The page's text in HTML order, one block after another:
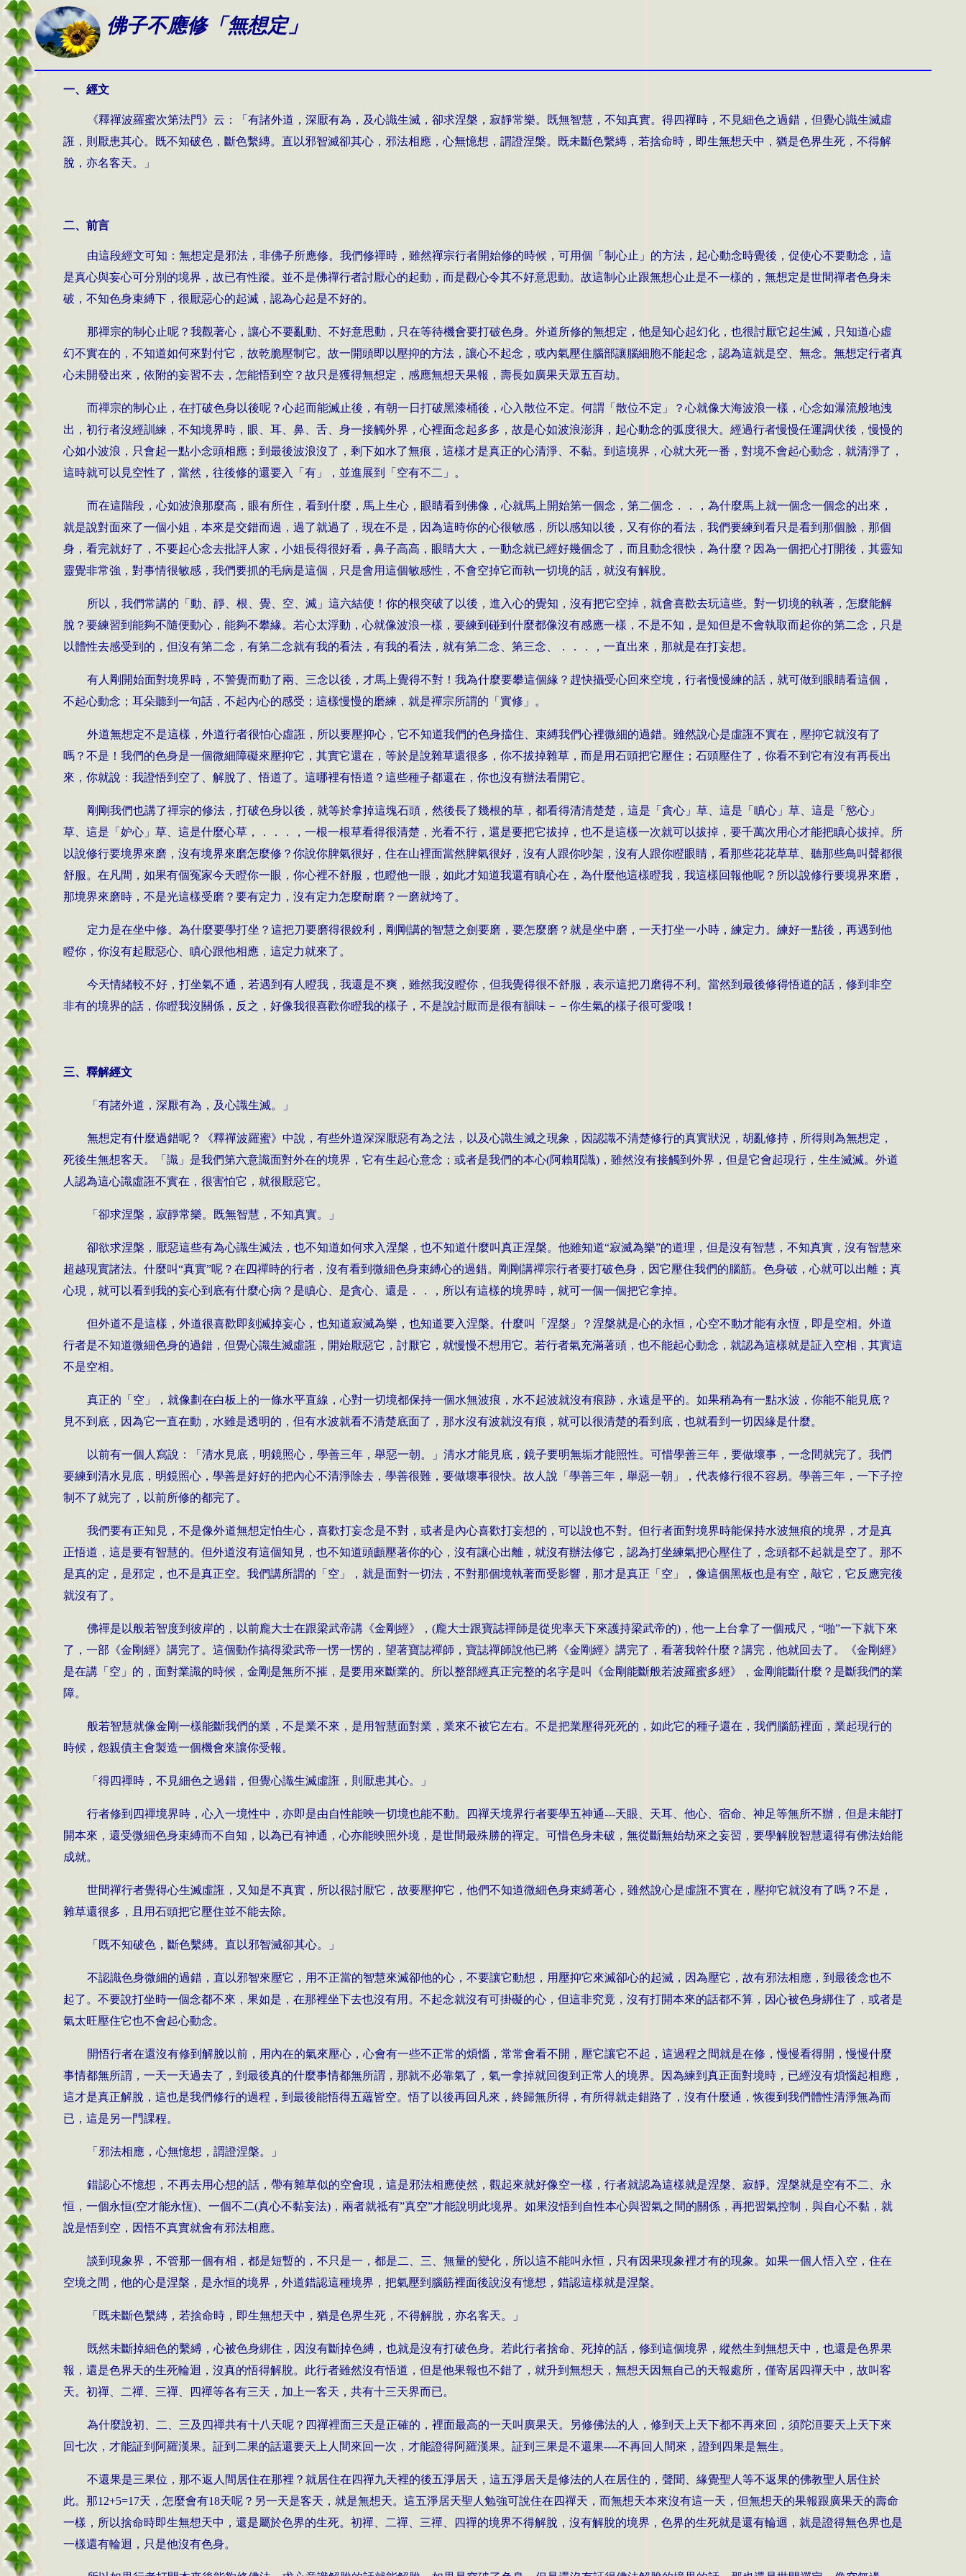
佛子不應修「無想定」
一、經文
《釋禪波羅蜜次第法門》云：「有諸外道，深厭有為，及心識生滅，卻求涅槃，寂靜常樂。既無智慧，不知真實。得四禪時，不見細色之過錯，但覺心識生滅虛
誑，則厭患其心。既不知破色，斷色繫縳。直以邪智滅卻其心，邪法相應，心無憶想，謂證涅槃。既未斷色繫縳，若捨命時，即生無想天中，猶是色界生死，不得解
脫，亦名客天。」
二、前言
由這段經文可知：無想定是邪法，非佛子所應修。我們修禪時，雖然禪宗行者開始修的時候，可用個「制心止」的方法，起心動念時覺後，促使心不要動念，這
是真心與妄心可分別的境界，故已有性蹤。並不是佛禪行者討厭心的起動，而是觀心令其不好意思動。故這制心止跟無想心止是不一樣的，無想定是世間禪者色身未
破，不知色身束縛下，很厭惡心的起滅，認為心起是不好的。
那禪宗的制心止呢？我觀著心，讓心不要亂動、不好意思動，只在等待機會要打破色身。外道所修的無想定，他是知心起幻化，也很討厭它起生滅，只知道心虛
幻不實在的，不知道如何來對付它，故乾脆壓制它。故一開頭即以壓抑的方法，讓心不起念，或內氣壓住腦部讓腦細胞不能起念，認為這就是空、無念。無想定行者真
心未開發出來，依附的妄習不去，怎能悟到空？故只是獲得無想定，感應無想天果報，壽長如廣果天眾五百劫。
而禪宗的制心止，在打破色身以後呢？心起而能滅止後，有朝一日打破黑漆桶後，心入散位不定。何謂「散位不定」？心就像大海波浪一樣，心念如瀑流般地洩
出，初行者沒經訓練，不知境界時，眼、耳、鼻、舌、身一接觸外界，心裡面念起多多，故是心如波浪澎湃，起心動念的弧度很大。經過行者慢慢任運調伏後，慢慢的
心如小波浪，只會起一點小念頭相應；到最後波浪沒了，剩下如水了無痕，這樣才是真正的心清淨、不黏。到這境界，心就大死一番，對境不會起心動念，就清淨了，
這時就可以見空性了，當然，往後修的還要入「有」，並進展到「空有不二」。
而在這階段，心如波浪那麼高，眼有所住，看到什麼，馬上生心，眼睛看到佛像，心就馬上開始第一個念，第二個念．．，為什麼馬上就一個念一個念的出來，
就是說對面來了一個小姐，本來是交錯而過，過了就過了，現在不是，因為這時你的心很敏感，所以感知以後，又有你的看法，我們要練到看只是看到那個臉，那個
身，看完就好了，不要起心念去批評人家，小姐長得很好看，鼻子高高，眼睛大大，一動念就已經好幾個念了，而且動念很快，為什麼？因為一個把心打開後，其靈知
靈覺非常強，對事情很敏感，我們要抓的毛病是這個，只是會用這個敏感性，不會空掉它而執一切境的話，就沒有解脫。
所以，我們常講的「動、靜、根、覺、空、滅」這六結使！你的根突破了以後，進入心的覺知，沒有把它空掉，就會喜歡去玩這些。對一切境的執著，怎麼能解
脫？要練習到能夠不隨便動心，能夠不攀緣。若心太浮動，心就像波浪一樣，要練到碰到什麼都像沒有感應一樣，不是不知，是知但是不會執取而起你的第二念，只是
以體性去感受到的，但沒有第二念，有第二念就有我的看法，有我的看法，就有第二念、第三念、．．．，一直出來，那就是在打妄想。
有人剛開始面對境界時，不警覺而動了兩、三念以後，才馬上覺得不對！我為什麼要攀這個緣？趕快攝受心回來空境，行者慢慢練的話，就可做到眼睛看這個，
不起心動念；耳朵聽到一句話，不起內心的感受；這樣慢慢的磨練，就是禪宗所謂的「實修」。
外道無想定不是這樣，外道行者很怕心虛誑，所以要壓抑心，它不知道我們的色身擋住、束縛我們心裡微細的過錯。雖然說心是虛誑不實在，壓抑它就沒有了
嗎？不是！我們的色身是一個微細障礙來壓抑它，其實它還在，等於是說雜草還很多，你不拔掉雜草，而是用石頭把它壓住；石頭壓住了，你看不到它有沒有再長出
來，你就說：我證悟到空了、解脫了、悟道了。這哪裡有悟道？這些種子都還在，你也沒有辦法看開它。
剛剛我們也講了禪宗的修法，打破色身以後，就等於拿掉這塊石頭，然後長了幾根的草，都看得清清楚楚，這是「貪心」草、這是「瞋心」草、這是「慾心」
草、這是「妒心」草、這是什麼心草，．．．，一根一根草看得很清楚，光看不行，還是要把它拔掉，也不是這樣一次就可以拔掉，要千萬次用心才能把瞋心拔掉。所
以說修行要境界來磨，沒有境界來磨怎麼修？你說你脾氣很好，住在山裡面當然脾氣很好，沒有人跟你吵架，沒有人跟你瞪眼睛，看那些花花草草、聽那些鳥叫聲都很
舒服。在凡間，如果有個冤家今天瞪你一眼，你心裡不舒服，也瞪他一眼，如此才知道我還有瞋心在，為什麼他這樣瞪我，我這樣回報他呢？所以說修行要境界來磨，
那境界來磨時，不是光這樣受磨？要有定力，沒有定力怎麼耐磨？一磨就垮了。
定力是在坐中修。為什麼要學打坐？這把刀要磨得很銳利，剛剛講的智慧之劍要磨，要怎麼磨？就是坐中磨，一天打坐一小時，練定力。練好一點後，再遇到他
瞪你，你沒有起厭惡心、瞋心跟他相應，這定力就來了。
今天情緒較不好，打坐氣不通，若遇到有人瞪我，我還是不爽，雖然我沒瞪你，但我覺得很不舒服，表示這把刀磨得不利。當然到最後修得悟道的話，修到非空
非有的境界的話，你瞪我沒關係，反之，好像我很喜歡你瞪我的樣子，不是說討厭而是很有韻味－－你生氣的樣子很可愛哦！
三、釋解經文
「有諸外道，深厭有為，及心識生滅。」
無想定有什麼過錯呢？《釋禪波羅蜜》中說，有些外道深深厭惡有為之法，以及心識生滅之現象，因認識不清楚修行的真實狀況，胡亂修持，所得則為無想定，
死後生無想客天。「識」是我們第六意識面對外在的境界，它有生起心意念；或者是我們的本心(阿賴耶識)，雖然沒有接觸到外界，但是它會起現行，生生滅滅。外道
人認為這心識虛誑不實在，很害怕它，就很厭惡它。
「卻求涅槃，寂靜常樂。既無智慧，不知真實。」
卻欲求涅槃，厭惡這些有為心識生滅法，也不知道如何求入涅槃，也不知道什麼叫真正涅槃。他雖知道“寂滅為樂”的道理，但是沒有智慧，不知真實，沒有智慧來
超越現實諸法。什麼叫“真實”呢？在四禪時的行者，沒有看到微細色身束縛心的過錯。剛剛講禪宗行者要打破色身，因它壓住我們的腦筋。色身破，心就可以出離；真
心現，就可以看到我的妄心到底有什麼心病？是瞋心、是貪心、還是．．，所以有這樣的境界時，就可一個一個把它拿掉。
但外道不是這樣，外道很喜歡即刻滅掉妄心，也知道寂滅為樂，也知道要入涅槃。什麼叫「涅槃」？涅槃就是心的永恒，心空不動才能有永恆，即是空相。外道
行者是不知道微細色身的過錯，但覺心識生滅虛誑，開始厭惡它，討厭它，就慢慢不想用它。若行者氣充滿著頭，也不能起心動念，就認為這樣就是証入空相，其實這
不是空相。
真正的「空」，就像劃在白板上的一條水平直線，心對一切境都保持一個水無波痕，水不起波就沒有痕跡，永遠是平的。如果稍為有一點水波，你能不能見底？
見不到底，因為它一直在動，水雖是透明的，但有水波就看不清楚底面了，那水沒有波就沒有痕，就可以很清楚的看到底，也就看到一切因緣是什麼。
以前有一個人寫說：「清水見底，明鏡照心，學善三年，舉惡一朝。」清水才能見底，鏡子要明無垢才能照性。可惜學善三年，要做壞事，一念間就完了。我們
要練到清水見底，明鏡照心，學善是好好的把內心不清淨除去，學善很難，要做壞事很快。故人說「學善三年，舉惡一朝」，代表修行很不容易。學善三年，一下子控
制不了就完了，以前所修的都完了。
我們要有正知見，不是像外道無想定怕生心，喜歡打妄念是不對，或者是內心喜歡打妄想的，可以說也不對。但行者面對境界時能保持水波無痕的境界，才是真
正悟道，這是要有智慧的。但外道沒有這個知見，也不知道頭顱壓著你的心，沒有讓心出離，就沒有辦法修它，認為打坐練氣把心壓住了，念頭都不起就是空了。那不
是真的定，是邪定，也不是真正空。我們講所謂的「空」，就是面對一切法，不對那個境執著而受影響，那才是真正「空」，像這個黑板也是有空，敲它，它反應完後
就沒有了。
佛禪是以般若智度到彼岸的，以前龐大士在跟梁武帝講《金剛經》， (龐大士跟寶誌禪師是從兜率天下來護持梁武帝的) ，他一上台拿了一個戒尺，“啪”一下就下來
了，一部《金剛經》講完了。這個動作搞得梁武帝一愣一愣的，望著寶誌禪師，寶誌禪師說他已將《金剛經》講完了，看著我幹什麼？講完，他就回去了。《金剛經》
是在講「空」的，面對業識的時候，金剛是無所不摧，是要用來斷業的。所以整部經真正完整的名字是叫《金剛能斷般若波羅蜜多經》，金剛能斷什麼？是斷我們的業
障。
般若智慧就像金剛一樣能斷我們的業，不是業不來，是用智慧面對業，業來不被它左右。不是把業壓得死死的，如此它的種子還在，我們腦筋裡面，業起現行的
時候，怨親債主會製造一個機會來讓你受報。
「得四禪時，不見細色之過錯，但覺心識生滅虛誑，則厭患其心。」
行者修到四禪境界時，心入一境性中，亦即是由自性能映一切境也能不動。四禪天境界行者要學五神通---天眼、天耳、他心、宿命、神足等無所不辦，但是未能打
開本來，還受微細色身束縛而不自知，以為已有神通，心亦能映照外境，是世間最殊勝的禪定。可惜色身未破，無從斷無始劫來之妄習，要學解脫智慧還得有佛法始能
成就。
世間禪行者覺得心生滅虛誑，又知是不真實，所以很討厭它，故要壓抑它，他們不知道微細色身束縛著心，雖然說心是虛誑不實在，壓抑它就沒有了嗎？不是，
雜草還很多，且用石頭把它壓住並不能去除。
「既不知破色，斷色繫縳。直以邪智滅卻其心。」
不認識色身微細的過錯，直以邪智來壓它，用不正當的智慧來滅卻他的心，不要讓它動想，用壓抑它來滅卻心的起滅，因為壓它，故有邪法相應，到最後念也不
起了。不要說打坐時一個念都不來，果如是，在那裡坐下去也沒有用。不起念就沒有可掛礙的心，但這非究竟，沒有打開本來的話都不算，因心被色身綁住了，或者是
氣太旺壓住它也不會起心動念。
開悟行者在還沒有修到解脫以前，用內在的氣來壓心，心會有一些不正常的煩惱，常常會看不開，壓它讓它不起，這過程之間就是在修，慢慢看得開，慢慢什麼
事情都無所謂，一天一天過去了，到最後真的什麼事情都無所謂，那就不必靠氣了，氣一拿掉就回復到正常人的境界。因為練到真正面對境時，已經沒有煩惱起相應，
這才是真正解脫，這也是我們修行的過程，到最後能悟得五蘊皆空。悟了以後再回凡來，終歸無所得，有所得就走錯路了，沒有什麼通，恢復到我們體性清淨無為而
已，這是另一門課程。
「邪法相應，心無憶想，謂證涅槃。」
錯認心不憶想，不再去用心想的話，帶有雜草似的空會現，這是邪法相應使然，觀起來就好像空一樣，行者就認為這樣就是涅槃、寂靜。涅槃就是空有不二、永
恒，一個永恒(空才能永恆)、一個不二(真心不黏妄法)，兩者就祗有”真空”才能說明此境界。如果沒悟到自性本心與習氣之間的關係，再把習氣控制，與自心不黏，就
說是悟到空，因悟不真實就會有邪法相應。
談到現象界，不管那一個有相，都是短暫的，不只是一，都是二、三、無量的變化，所以這不能叫永恒，只有因果現象裡才有的現象。如果一個人悟入空，住在
空境之間，他的心是涅槃，是永恒的境界，外道錯認這種境界，把氣壓到腦筋裡面後說沒有憶想，錯認這樣就是涅槃。
「既未斷色繫縳，若捨命時，即生無想天中，猶是色界生死，不得解脫，亦名客天。」
既然未斷掉細色的繫縛，心被色身綁住，因沒有斷掉色縛，也就是沒有打破色身。若此行者捨命、死掉的話，修到這個境界，縱然生到無想天中，也還是色界果
報，還是色界天的生死輪迴，沒真的悟得解脫。此行者雖然沒有悟道，但是他果報也不錯了，就升到無想天，無想天因無自己的天報處所，僅寄居四禪天中，故叫客
天。初禪、二禪、三禪、四禪等各有三天，加上一客天，共有十三天界而已。
為什麼說初、二、三及四禪共有十八天呢？四禪裡面三天是正確的，裡面最高的一天叫廣果天。另修佛法的人，修到天上天下都不再來回，須陀洹要天上天下來
回七次，才能証到阿羅漢果。証到二果的話還要天上人間來回一次，才能證得阿羅漢果。証到三果是不還果----不再回人間來，證到四果是無生。
不還果是三果位，那不返人間居住在那裡？就居住在四禪九天裡的後五淨居天，這五淨居天是修法的人在居住的，聲聞、緣覺聖人等不返果的佛教聖人居住於
此。那12+5=17天，怎麼會有18天呢？另一天是客天，就是無想天。這五淨居天聖人勉強可說住在四禪天，而無想天本來沒有這一天，但無想天的果報跟廣果天的壽命
一樣，所以捨命時即生無想天中，還是屬於色界的生死。初禪、二禪、三禪、四禪的境界不得解脫，沒有解脫的境界，色界的生死就是還有輪迴，就是證得無色界也是
一樣還有輪迴，只是他沒有色身。